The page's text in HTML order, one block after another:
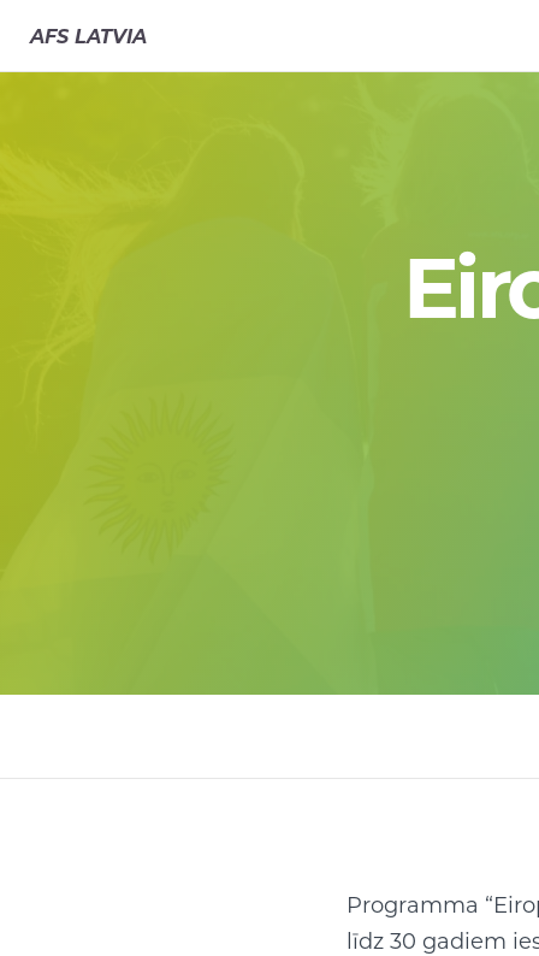
AFS LATVIA
Programma
līdz 30 gadiem